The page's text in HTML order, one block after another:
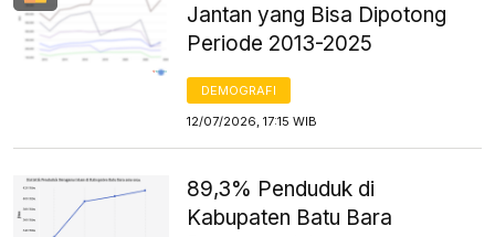
Jantan yang Bisa Dipotong
Periode 2013-2025
DEMOGRAFI
12/07/2026, 17:15 WIB
89,3% Penduduk di
Kabupaten Batu Bara